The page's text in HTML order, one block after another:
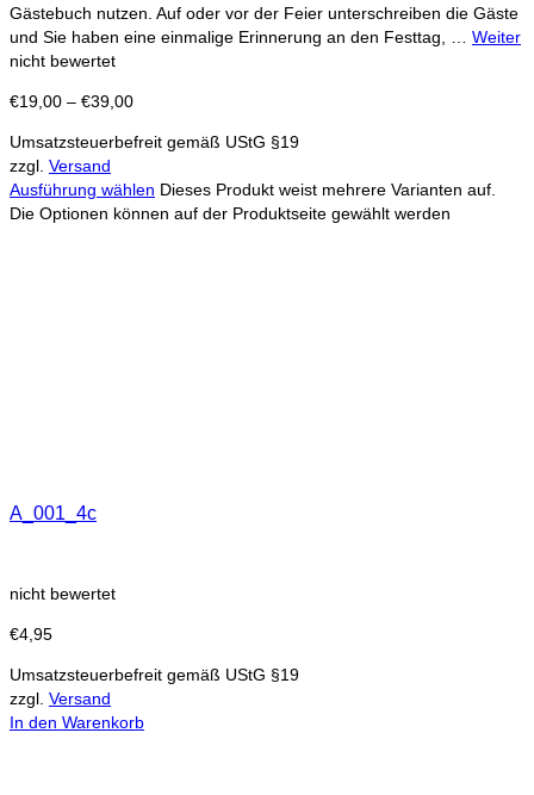
Gästebuch nutzen. Auf oder vor der Feier unterschreiben die Gäste
und Sie haben eine einmalige Erinnerung an den Festtag, … Weiter
nicht bewertet
€19,00 – €39,00
Umsatzsteuerbefreit gemäß UStG §19
zzgl. Versand
Ausführung wählen Dieses Produkt weist mehrere Varianten auf.
Die Optionen können auf der Produktseite gewählt werden
A_001_4c
nicht bewertet
€4,95
Umsatzsteuerbefreit gemäß UStG §19
zzgl. Versand
In den Warenkorb